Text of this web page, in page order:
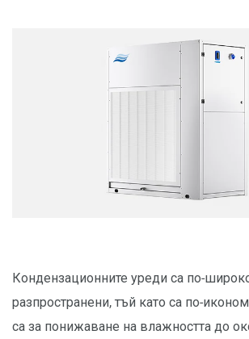
Кондензационните уреди са по-
разпространени, тъй като са по-
са за понижаване на влажността до